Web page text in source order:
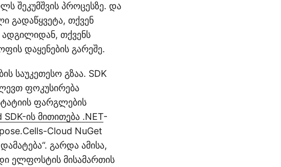
შეკუმშვის პროცესზე. და
გადაწყვეტა, თქვენ
ადგილიდან, თქვენს
დაყენების გარეშე.
საუკეთესო გზაა. SDK
ფოკუსირება
ფარგლების
ის მითითება .NET-
Cloud NuGet
გარდა ამისა,
ელფოსტის მისამართის